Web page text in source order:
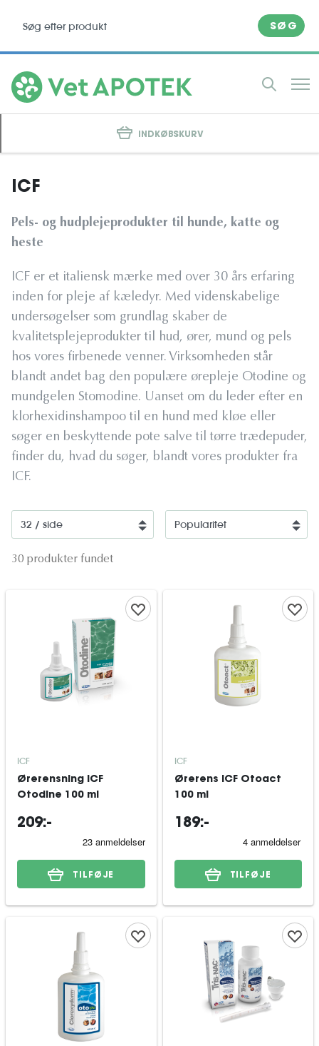
SØG
INDKØBSKURV
ICF
Pels- og hudplejeprodukter til hunde, katte og
heste
ICF er et italiensk mærke med over 30 års erfaring
inden for pleje af kæledyr. Med videnskabelige
undersøgelser som grundlag skaber de
kvalitetsplejeprodukter til hud, ører, mund og pels
hos vores firbenede venner. Virksomheden står
blandt andet bag den populære ørepleje Otodine og
mundgelen Stomodine. Uanset om du leder efter en
klorhexidinshampoo til en hund med kløe eller
søger en beskyttende pote salve til tørre trædepuder,
finder du, hvad du søger, blandt vores produkter fra
ICF.
30 produkter fundet
ICF
Ørerensning ICF
Otodine 100 ml
209:-
TILFØJE
ICF
Ørerens ICF Otoact
100 ml
189:-
TILFØJE